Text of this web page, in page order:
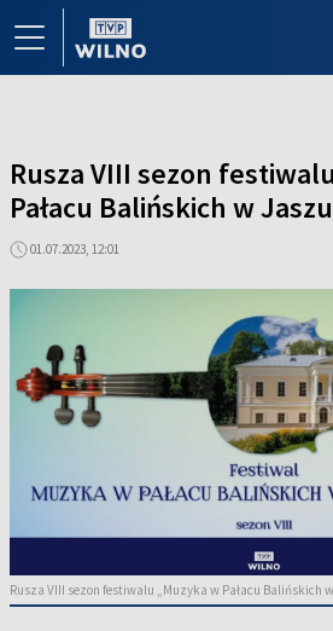
Rusza VIII sezon
Pałacu Balińskich w
01.07.2023, 12:01
Rusza VIII sezon festiwalu „Muzyka w Pałacu Balińskich